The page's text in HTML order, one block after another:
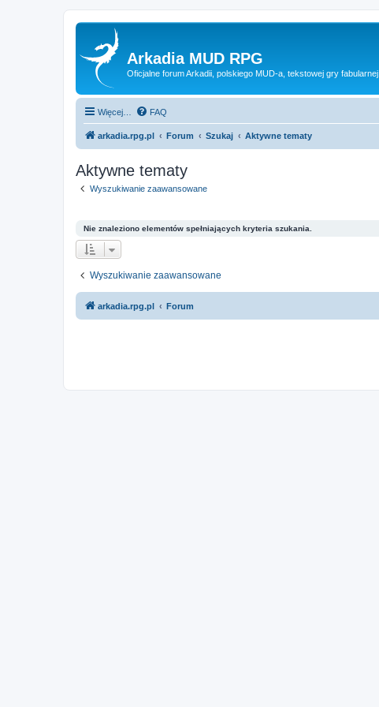
Arkadia MUD RPG
Oficjalne forum Arkadii, polskiego MUD-a, tekstowej gry fabularnej.
Więcej… FAQ
arkadia.rpg.pl Forum Szukaj Aktywne tematy
Aktywne tematy
Wyszukiwanie zaawansowane
Nie znaleziono elementów spełniających kryteria szukania.
Wyszukiwanie zaawansowane
arkadia.rpg.pl Forum